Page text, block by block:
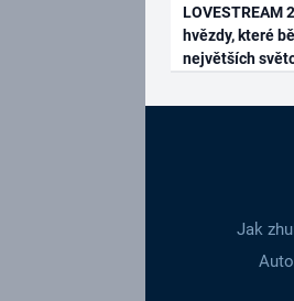
LOVESTREAM
hvězdy, které
největších
Jak